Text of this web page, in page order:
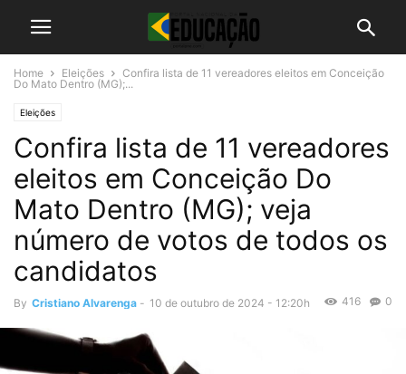
Home Eleições
Confira lista de 11 vereadores eleitos em Conceição
Do Mato Dentro (MG);...
Eleições
Confira lista de 11 vereadores
eleitos em Conceição Do
Mato Dentro (MG); veja
número de votos de todos os
candidatos
By Cristiano Alvarenga - 10 de outubro de 2024 - 12:20h 0
416